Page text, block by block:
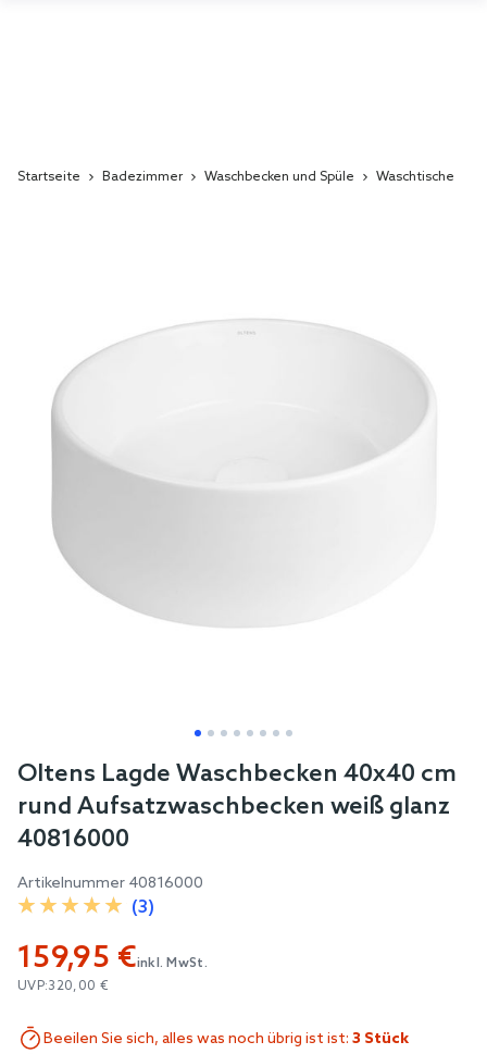
Startseite Badezimmer Waschbecken und Spüle Waschtische
images
gallery
Skip
beginning
of
the
gallery
Oltens Lagde Waschbecken 40x40 cm
rund Aufsatzwaschbecken weiß glanz
40816000
Artikelnummer 40816000
(3)
159,95 €inkl. MwSt.
UVP:320,00 €
Beeilen Sie sich, alles was noch übrig ist ist: 3 Stück